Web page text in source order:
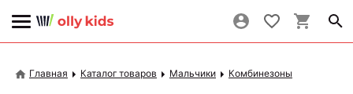
Главная Каталог товаров Мальчики Комбинезоны